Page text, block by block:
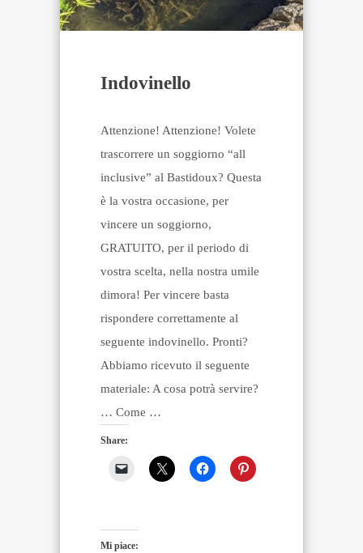
Indovinello
Attenzione! Attenzione! Volete
trascorrere un soggiorno “all
inclusive” al Bastidoux? Questa
è la vostra occasione, per
vincere un soggiorno,
GRATUITO, per il periodo di
vostra scelta, nella nostra umile
dimora! Per vincere basta
rispondere correttamente al
seguente indovinello. Pronti?
Abbiamo ricevuto il seguente
materiale: A cosa potrà servire?
… Come …
Share:
Mi piace: